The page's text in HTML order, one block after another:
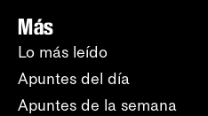
Más
Lo más leído
Apuntes del día
Apuntes de la semana